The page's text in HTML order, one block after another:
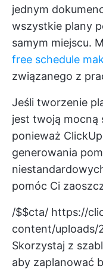
jednym
wszystkie plany
samym miejscu.
free schedule
związanego z
Jeśli tworzenie
jest twoją mocną
ponieważ
generowania
pomóc Ci
/$$cta/ https://
content/uploads/
Skorzystaj z
aby zaplanować